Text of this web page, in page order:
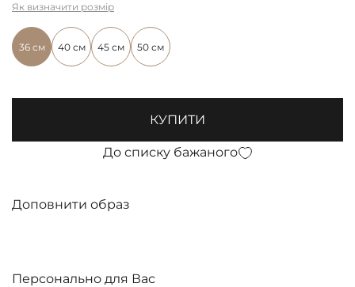
36 см 40 см 45 см 50 см
Як визначити розмір
КУПИТИ
До списку бажаного
Доповнити образ
Персонально для Вас